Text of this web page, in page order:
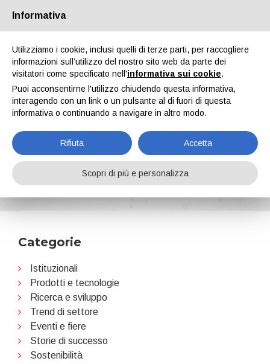
Chi siamo Partners Contatti Area riservata
Strumenti misura e controllo
Home News Strumenti misura e controllo
Categorie
Istituzionali
Prodotti e tecnologie
Ricerca e sviluppo
Trend di settore
Eventi e fiere
Storie di successo
Sostenibilità
Informativa
Utilizziamo i cookie, inclusi quelli di terze parti, per raccogliere
informazioni sull’utilizzo del nostro sito web da parte dei
visitatori come specificato nell'informativa sui cookie.
Puoi acconsentirne l'utilizzo chiudendo questa informativa,
interagendo con un link o un pulsante al di fuori di questa
informativa o continuando a navigare in altro modo.
Rifiuta Accetta
Scopri di più e personalizza